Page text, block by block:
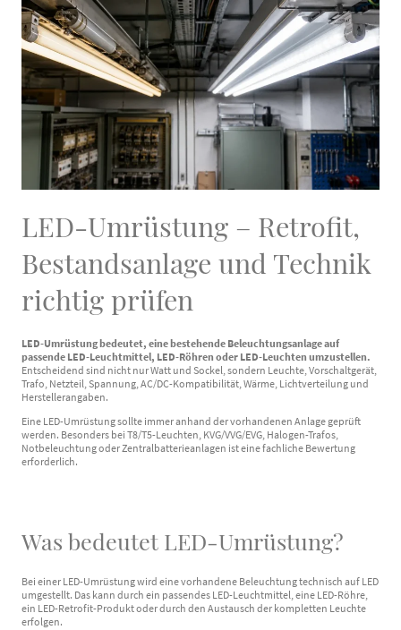
LED-Umrüstung – Retrofit,
Bestandsanlage und Technik
richtig prüfen
LED-Umrüstung bedeutet, eine bestehende Beleuchtungsanlage auf
passende LED-Leuchtmittel, LED-Röhren oder LED-Leuchten umzustellen.
Entscheidend sind nicht nur Watt und Sockel, sondern Leuchte, Vorschaltgerät,
Trafo, Netzteil, Spannung, AC/DC-Kompatibilität, Wärme, Lichtverteilung und
Herstellerangaben.
Eine LED-Umrüstung sollte immer anhand der vorhandenen Anlage geprüft
werden. Besonders bei T8/T5-Leuchten, KVG/VVG/EVG, Halogen-Trafos,
Notbeleuchtung oder Zentralbatterieanlagen ist eine fachliche Bewertung
erforderlich.
Was bedeutet LED-Umrüstung?
Bei einer LED-Umrüstung wird eine vorhandene Beleuchtung technisch auf LED
umgestellt. Das kann durch ein passendes LED-Leuchtmittel, eine LED-Röhre,
ein LED-Retrofit-Produkt oder durch den Austausch der kompletten Leuchte
erfolgen.